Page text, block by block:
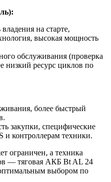
на старте,
высокая мощность
обслуживания (проверка
низкий ресурс циклов по
более быстрый
закупки, специфические
и контроллерам техники.
ограничен, а техника
— тяговая АКБ Bt AL 24
выбором по